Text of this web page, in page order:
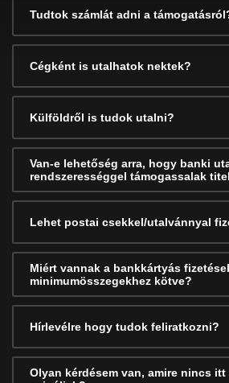
Tudtok számlát adni a
Cégként is utalhatok nektek?
Külföldről is tudok utalni?
Van-e lehetőség arra, hogy banki
rendszerességgel támogassalak
Lehet postai csekkel/utalvánnyal
Miért vannak a bankkártyás
minimumösszegekhez kötve?
Hírlevélre hogy tudok feliratkozni?
Olyan kérdésem van, amire nincs itt